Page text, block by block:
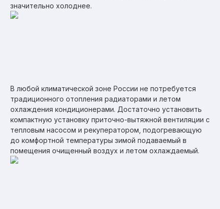
значительно холоднее.
В любой климатической зоне России не потребуется
традиционного отопления радиаторами и летом
охлаждения кондиционерами. Достаточно установить
компактную установку приточно-вытяжной вентиляции с
тепловым насосом и рекуператором, подогревающую
до комфортной температуры зимой подаваемый в
помещения очищенный воздух и летом охлаждаемый.